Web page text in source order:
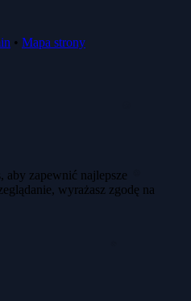
• Mapa strony
zapewnić najlepsze
wyrażasz zgodę na